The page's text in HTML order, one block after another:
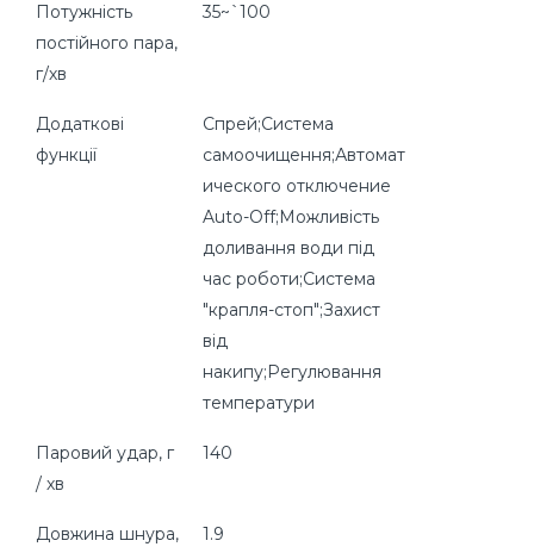
Потужність
постійного пара,
г/хв
35~`100
Додаткові
функції
Спрей;Система
самоочищення;Автомат
ического отключение
Auto-Off;Можливість
доливання води під
час роботи;Система
"крапля-стоп";Захист
від
накипу;Регулювання
температури
Паровий удар, г
/ хв
140
Довжина шнура,
1.9